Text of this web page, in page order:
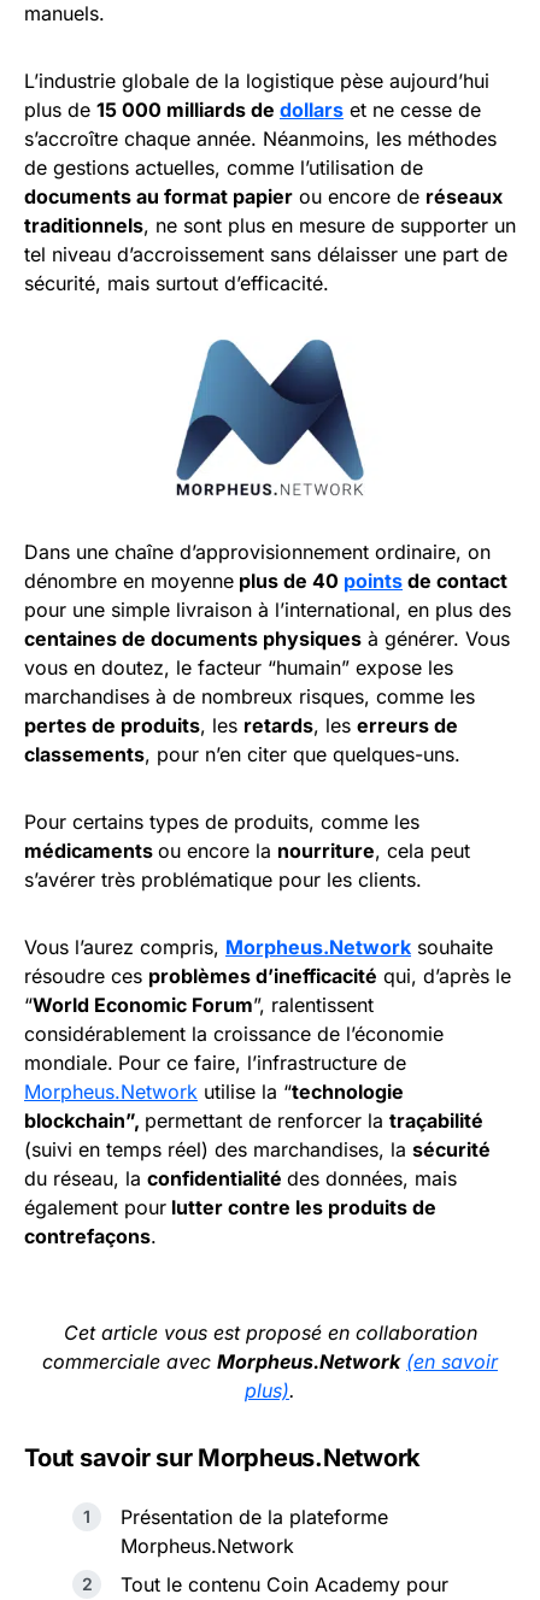
manuels.
L’industrie globale de la logistique pèse aujourd’hui
plus de 15 000 milliards de dollars et ne cesse de
s’accroître chaque année. Néanmoins, les méthodes
de gestions actuelles, comme l’utilisation de
documents au format papier ou encore de réseaux
traditionnels, ne sont plus en mesure de supporter un
tel niveau d’accroissement sans délaisser une part de
sécurité, mais surtout d’efficacité.
Dans une chaîne d’approvisionnement ordinaire, on
dénombre en moyenne plus de 40 points de contact
pour une simple livraison à l’international, en plus des
centaines de documents physiques à générer. Vous
vous en doutez, le facteur “humain” expose les
marchandises à de nombreux risques, comme les
pertes de produits, les retards, les erreurs de
classements, pour n’en citer que quelques-uns.
Pour certains types de produits, comme les
médicaments ou encore la nourriture, cela peut
s’avérer très problématique pour les clients.
Vous l’aurez compris, Morpheus.Network souhaite
résoudre ces problèmes d’inefficacité qui, d’après le
“World Economic Forum”, ralentissent
considérablement la croissance de l’économie
mondiale. Pour ce faire, l’infrastructure de
Morpheus.Network utilise la “technologie
blockchain”, permettant de renforcer la traçabilité
(suivi en temps réel) des marchandises, la sécurité
du réseau, la confidentialité des données, mais
également pour lutter contre les produits de
contrefaçons.
Cet article vous est proposé en collaboration
commerciale avec Morpheus.Network (en savoir
plus).
Tout savoir sur Morpheus.Network
Présentation de la plateforme
Morpheus.Network
Tout le contenu Coin Academy pour